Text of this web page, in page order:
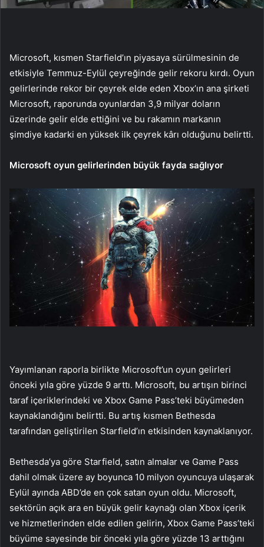
Microsoft, kısmen Starfield’ın piyasaya sürülmesinin de
etkisiyle Temmuz-Eylül çeyreğinde gelir rekoru kırdı. Oyun
gelirlerinde rekor bir çeyrek elde eden Xbox’ın ana şirketi
Microsoft, raporunda oyunlardan 3,9 milyar doların
üzerinde gelir elde ettiğini ve bu rakamın markanın
şimdiye kadarki en yüksek ilk çeyrek kârı olduğunu belirtti.
Microsoft oyun gelirlerinden büyük fayda sağlıyor
Yayımlanan raporla birlikte Microsoft’un oyun gelirleri
önceki yıla göre yüzde 9 arttı. Microsoft, bu artışın birinci
taraf içeriklerindeki ve Xbox Game Pass’teki büyümeden
kaynaklandığını belirtti. Bu artış kısmen Bethesda
tarafından geliştirilen Starfield’ın etkisinden kaynaklanıyor.
Bethesda’ya göre Starfield, satın almalar ve Game Pass
dahil olmak üzere ay boyunca 10 milyon oyuncuya ulaşarak
Eylül ayında ABD’de en çok satan oyun oldu. Microsoft,
sektörün açık ara en büyük gelir kaynağı olan Xbox içerik
ve hizmetlerinden elde edilen gelirin, Xbox Game Pass’teki
büyüme sayesinde bir önceki yıla göre yüzde 13 arttığını